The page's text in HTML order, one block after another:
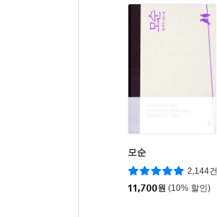
모순
2,144건
11,700원 (10% 할인)